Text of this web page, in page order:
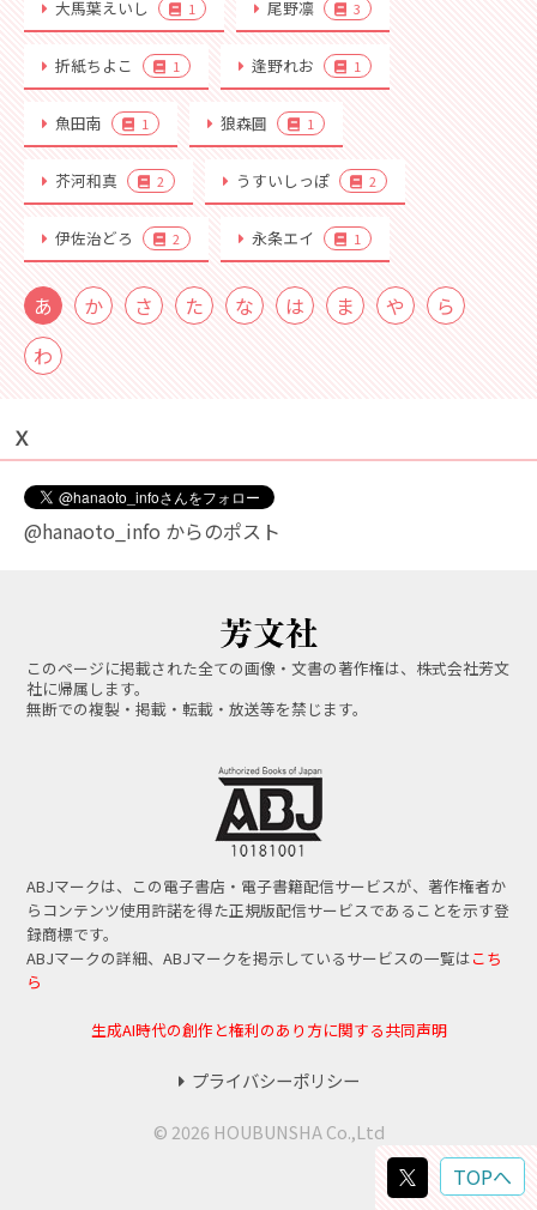
大馬葉えいし 1 尾野凛 3
折紙ちよこ 1 逢野れお 1
魚田南 1 狼森圓 1
芥河和真 2 うすいしっぽ 2
伊佐治どろ 2 永条エイ 1
あ か さ た な は ま や
ら
わ
Ｘ
@hanaoto_info からのポスト
このページに掲載された全ての画像・文書の著作権は、株式会社芳文
社に帰属します。
無断での複製・掲載・転載・放送等を禁じます。
ABJマークは、この電子書店・電子書籍配信サービスが、著作権者か
らコンテンツ使用許諾を得た正規版配信サービスであることを示す登
録商標です。
ABJマークの詳細、ABJマークを掲示しているサービスの一覧はこち
ら
生成AI時代の創作と権利のあり方に関する共同声明
プライバシーポリシー
© 2026 HOUBUNSHA Co.,Ltd
TOPへ